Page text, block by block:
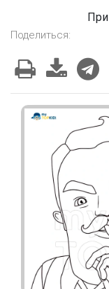
Поделиться: